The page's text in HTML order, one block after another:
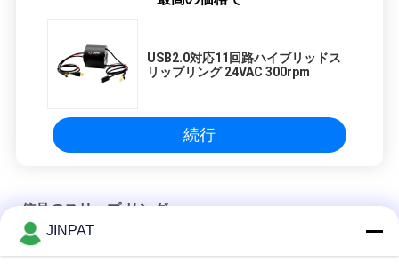
USB2.0対応11回路ハイブリッドス
リップリング 24VAC 300rpm
続行
信号のスリップ リング
JINPAT